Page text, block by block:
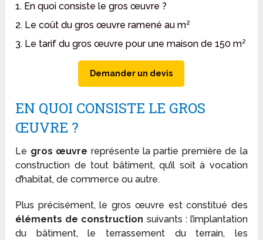
1. En quoi consiste le gros œuvre ?
2. Le coût du gros œuvre ramené au m²
3. Le tarif du gros œuvre pour une maison de 150 m²
Demander un devis
EN QUOI CONSISTE LE GROS
ŒUVRE ?
Le gros œuvre représente la partie première de la
construction de tout bâtiment, qu’il soit à vocation
d’habitat, de commerce ou autre.
Plus précisément, le gros œuvre est constitué des
éléments de construction suivants : l’implantation
du bâtiment, le terrassement du terrain, les